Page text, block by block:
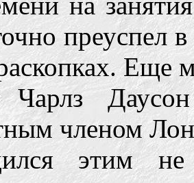
преуспел
Еще
членом
этим